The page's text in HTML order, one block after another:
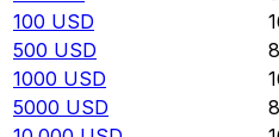
100 USD
500 USD
1000 USD
5000 USD